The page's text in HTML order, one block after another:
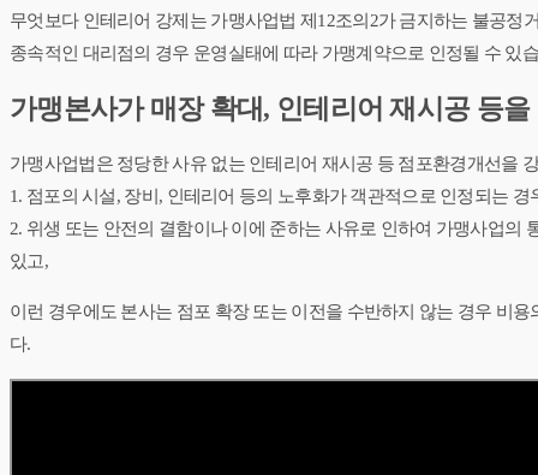
무엇보다 인테리어 강제는 가맹사업법 제12조의2가 금지하는 불공
종속적인 대리점의 경우 운영실태에 따라 가맹계약으로 인정될 수 있
가맹본사가 매장 확대, 인테리어 재시공 등
가맹사업법은 정당한 사유 없는 인테리어 재시공 등 점포환경개선을
1. 점포의 시설, 장비, 인테리어 등의 ​노후화가 객관적으로 인정되는 경
2. 위생 또는 안전의 결함이나 이에 준하는 사유로 인하여 가맹사업
있고,
이런 경우에도 본사는 점포 확장 또는 이전을 수반하지 않는 경우 비
다.